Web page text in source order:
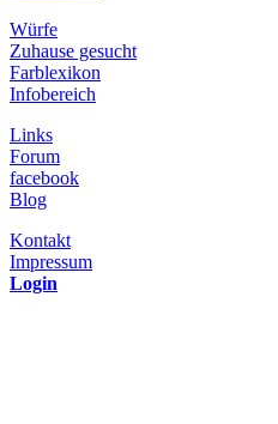
Würfe
Zuhause gesucht
Farblexikon
Infobereich
Links
Forum
facebook
Blog
Kontakt
Impressum
Login